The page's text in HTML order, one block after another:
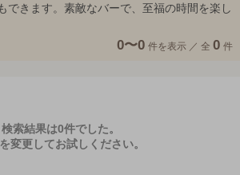
できます。素敵なバーで、至福の時間を楽し
0〜0 件を表示 ／ 全 0 件
検索結果は0件でした。
変更してお試しください。